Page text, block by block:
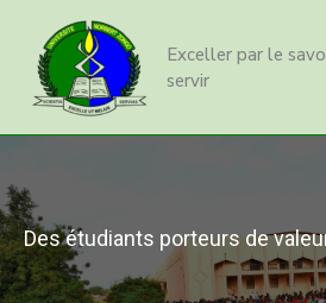
contenu
Exceller par le
servir
Des étudiants porteurs de
posts…